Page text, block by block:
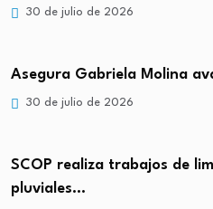
30 de julio de 2026
Asegura Gabriela Molina
30 de julio de 2026
SCOP realiza trabajos de
pluviales…